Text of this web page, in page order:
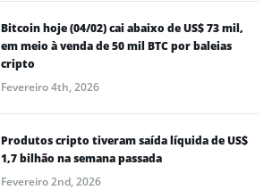
Bitcoin hoje (04/02) cai abaixo de US$ 73 mil,
em meio à venda de 50 mil BTC por baleias
cripto
Fevereiro 4th, 2026
Produtos cripto tiveram saída líquida de US$
1,7 bilhão na semana passada
Fevereiro 2nd, 2026